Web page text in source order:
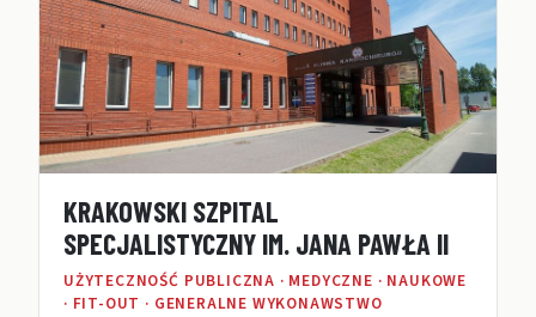
KRAKOWSKI SZPITAL
SPECJALISTYCZNY IM. JANA PAWŁA II
UŻYTECZNOŚĆ PUBLICZNA · MEDYCZNE · NAUKOWE
· FIT-OUT · GENERALNE WYKONAWSTWO